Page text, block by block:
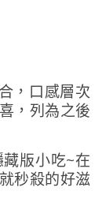
，口感層次
，列為之後